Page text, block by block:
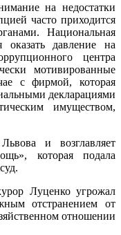
на недостатки
часто приходится
Национальная
оказать давление на
центра
мотивированные
с фирмой, которая
декларациями
имуществом,
и возглавляет
которая подала
Луценко угрожал
отстранением от
отношении